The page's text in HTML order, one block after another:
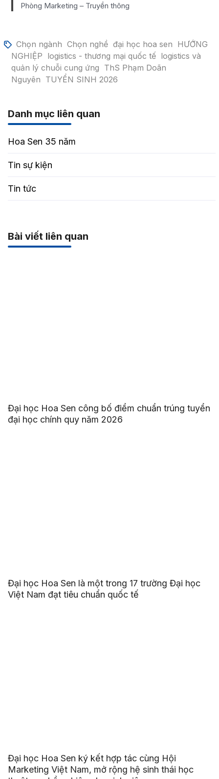
Phòng Marketing – Truyền thông
Chọn ngành Chọn nghề đại học hoa sen HƯỚNG
NGHIỆP logistics - thương mại quốc tế logistics và
quản lý chuỗi cung ứng ThS Phạm Doãn
Nguyên TUYỂN SINH 2026
Danh mục liên quan
Hoa Sen 35 năm
Tin sự kiện
Tin tức
Bài viết liên quan
Đại học Hoa Sen công bố điểm chuẩn trúng tuyển
đại học chính quy năm 2026
Đại học Hoa Sen là một trong 17 trường Đại học
Việt Nam đạt tiêu chuẩn quốc tế
Đại học Hoa Sen ký kết hợp tác cùng Hội
Marketing Việt Nam, mở rộng hệ sinh thái học